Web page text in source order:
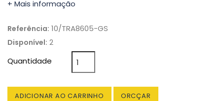
+ Mais informação
Referência: 10/TRA8605-GS
Disponível: 2
Quantidade
ADICIONAR AO CARRINHO ORCÇAR